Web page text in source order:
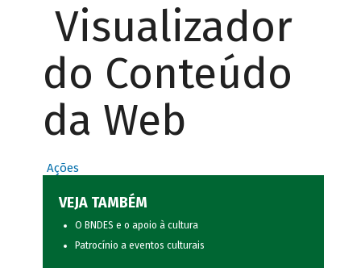
Visualizador
do Conteúdo
da Web
Ações
VEJA TAMBÉM
O BNDES e o apoio à cultura
Patrocínio a eventos culturais